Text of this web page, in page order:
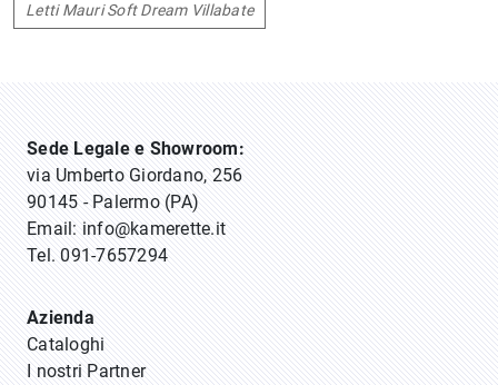
Letti Mauri Soft Dream Villabate
Sede Legale e Showroom:
via Umberto Giordano, 256
90145 - Palermo (PA)
Email:info@kamerette.it
Tel.091-7657294
Azienda
Cataloghi
I nostri Partner